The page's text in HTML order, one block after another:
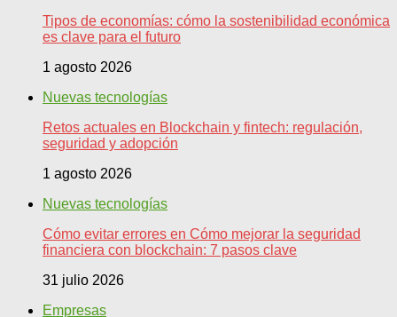
Tipos de economías: cómo la sostenibilidad económica
es clave para el futuro
1 agosto 2026
Nuevas tecnologías
Retos actuales en Blockchain y fintech: regulación,
seguridad y adopción
1 agosto 2026
Nuevas tecnologías
Cómo evitar errores en Cómo mejorar la seguridad
financiera con blockchain: 7 pasos clave
31 julio 2026
Empresas